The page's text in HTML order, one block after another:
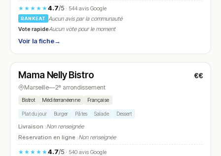
★★★★★4.7/5· 544 avis Google
RANKEAT
Aucun avis par la communauté
Vote rapideAucun vote pour le moment
Voir la fiche→
N° 18
Mama Nelly Bistro €€
Marseille—2ᵉ arrondissement
Bistrot Méditerranéenne Française
Plat du jour Burger Pâtes Salade Dessert
Livraison :Non renseignée
Réservation en ligne :Non renseignée
★★★★★4.7/5· 540 avis Google